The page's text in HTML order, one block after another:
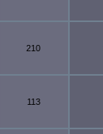
210
113